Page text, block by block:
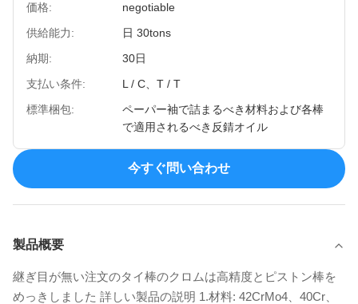
価格:
negotiable
供給能力:
日 30tons
納期:
30日
支払い条件:
L / C、T / T
標準梱包:
ペーパー袖で詰まるべき材料および各棒
で適用されるべき反錆オイル
今すぐ問い合わせ
製品概要
継ぎ目が無い注文のタイ棒のクロムは高精度とピストン棒を
めっきしました 詳しい製品の説明 1.材料: 42CrMo4、40Cr、